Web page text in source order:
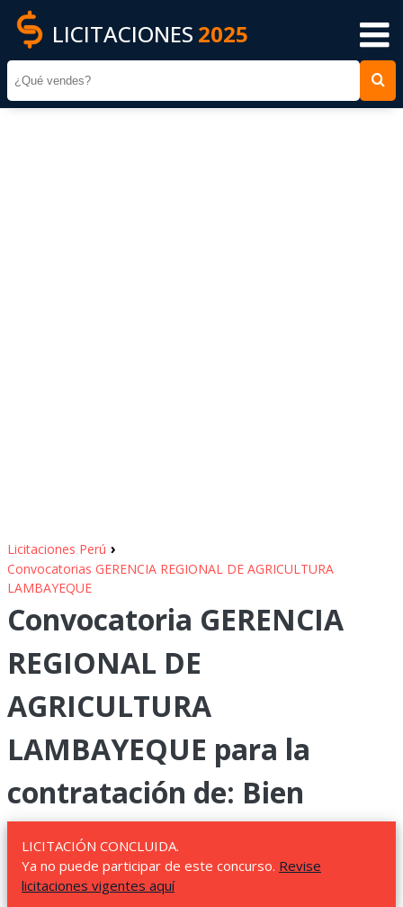
LICITACIONES 2025
Licitaciones Perú ›
Convocatorias GERENCIA REGIONAL DE AGRICULTURA
LAMBAYEQUE
Convocatoria GERENCIA
REGIONAL DE
AGRICULTURA
LAMBAYEQUE para la
contratación de: Bien
LICITACIÓN CONCLUIDA.
Ya no puede participar de este concurso. Revise
licitaciones vigentes aquí